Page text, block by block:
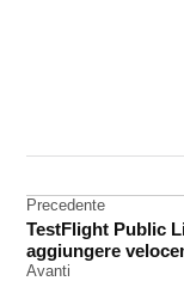
Parrot
Navigazione
articoli
Precedente
TestFlight Public
aggiungere
Avanti